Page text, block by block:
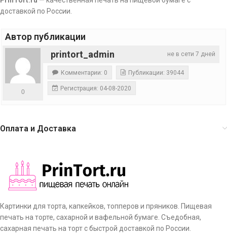
доставкой по России.
Автор публикации
не в сети 7 дней
printort_admin
0
Комментарии: 0 Публикации: 39044
Регистрация: 04-08-2020
Оплата и Доставка
Картинки для торта, капкейков, топперов и пряников. Пищевая
печать на торте, сахарной и вафельной бумаге. Съедобная,
сахарная печать на торт с быстрой доставкой по России.